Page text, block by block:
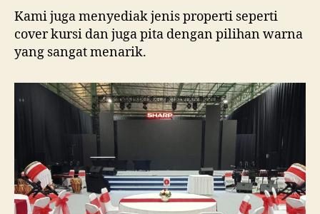
Kami juga menyediak jenis properti seperti
cover kursi dan juga pita dengan pilihan warna
yang sangat menarik.